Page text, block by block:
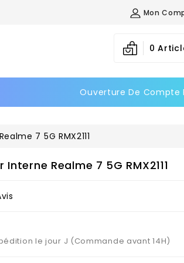
Mon
0
Ouverture De Compte
7 5G RMX2111
Realme 7 5G RMX2111
le jour J (Commande avant 14H)